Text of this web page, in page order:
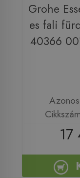
Grohe
es fali
40366
17